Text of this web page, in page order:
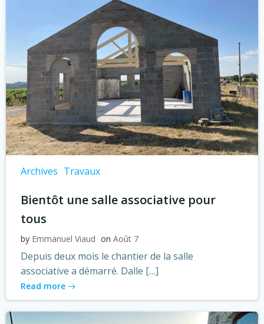
Archives Travaux
Bientôt une salle associative pour
tous
by Emmanuel Viaud on Août 7
Depuis deux mois le chantier de la salle
associative a démarré. Dalle […]
Read more